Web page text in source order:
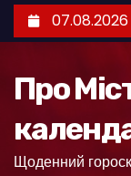
е
07.08.2026
Про
Щоденний